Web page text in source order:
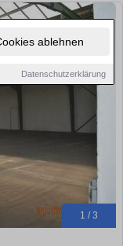
ablehnen
Datenschutzerklärung
1 / 3